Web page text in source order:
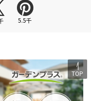
5.5千
TOP